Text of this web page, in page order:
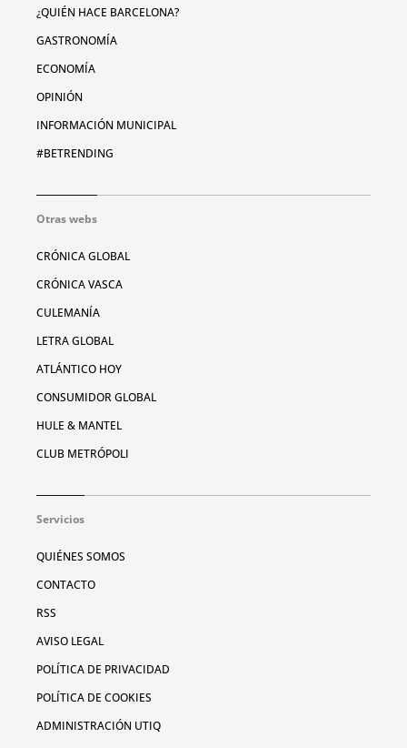
¿QUIÉN HACE BARCELONA?
GASTRONOMÍA
ECONOMÍA
OPINIÓN
INFORMACIÓN MUNICIPAL
#BETRENDING
Otras webs
CRÓNICA GLOBAL
CRÓNICA VASCA
CULEMANÍA
LETRA GLOBAL
ATLÁNTICO HOY
CONSUMIDOR GLOBAL
HULE & MANTEL
CLUB METRÓPOLI
Servicios
QUIÉNES SOMOS
CONTACTO
RSS
AVISO LEGAL
POLÍTICA DE PRIVACIDAD
POLÍTICA DE COOKIES
ADMINISTRACIÓN UTIQ